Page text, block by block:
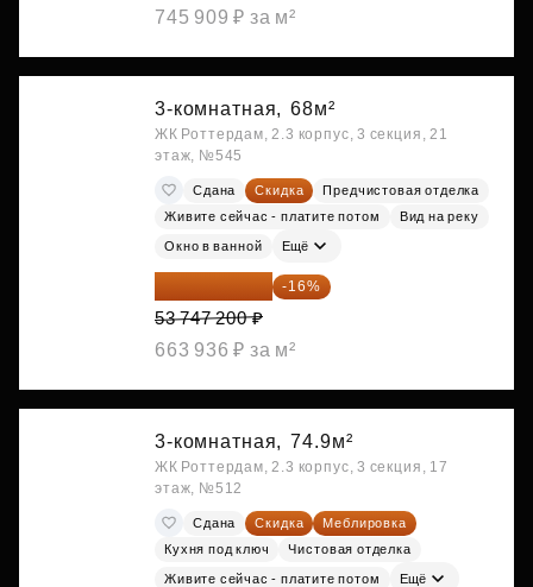
745 909 ₽ за м²
3-комнатная, 68м²
ЖК Роттердам, 2.3 корпус, 3 секция, 21
этаж, №545
Сдана Скидка
Предчистовая отделка
Живите сейчас - платите потом
Вид на реку
Окно в ванной Ещё
45 147 648 ₽ -16%
53 747 200 ₽
663 936 ₽ за м²
3-комнатная, 74.9м²
ЖК Роттердам, 2.3 корпус, 3 секция, 17
этаж, №512
Сдана Скидка
Меблировка
Кухня под ключ
Чистовая отделка
Живите сейчас - платите потом Ещё